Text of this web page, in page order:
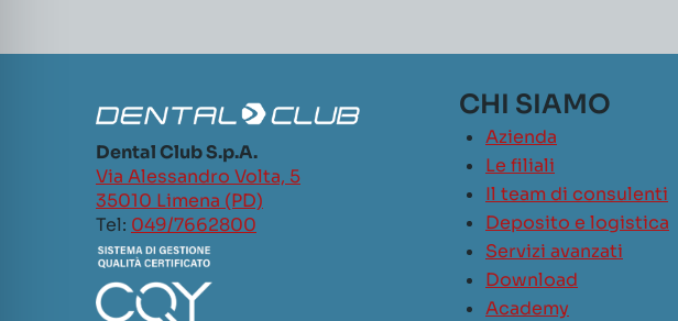
Dental Club S.p.A.
Via Alessandro Volta, 5
35010 Limena (PD)
Tel: 049/7662800
CHI SIAMO
Azienda
Le filiali
Il team di consulenti
Deposito e logistica
Servizi avanzati
Download
Academy